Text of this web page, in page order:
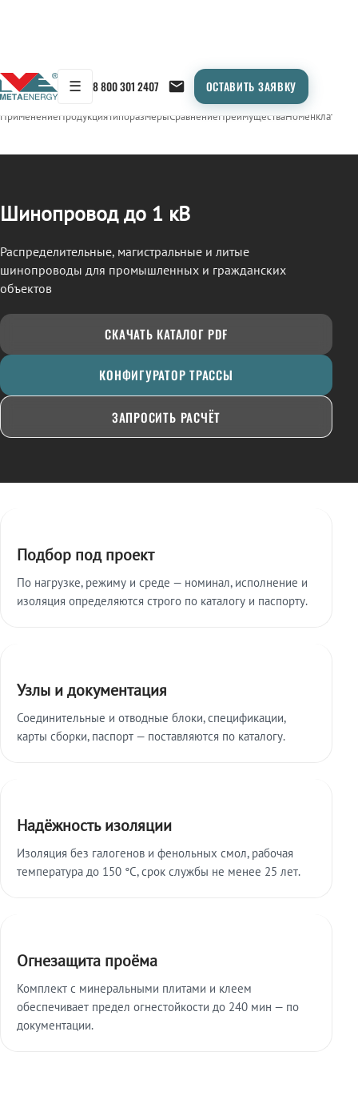
☰ 8 800 301 2407 ОСТАВИТЬ ЗАЯВКУ
← Продукция/ШИНОПРОВОД
ПрименениеПродукцияТипоразмерыСравнениеПреимуществаНоменклатура
Шинопровод до 1 кВ
Распределительные, магистральные и литые
шинопроводы для промышленных и гражданских
объектов
СКАЧАТЬ КАТАЛОГ PDF
КОНФИГУРАТОР ТРАССЫ
ЗАПРОСИТЬ РАСЧЁТ
Подбор под проект
По нагрузке, режиму и среде — номинал, исполнение и
изоляция определяются строго по каталогу и паспорту.
Узлы и документация
Соединительные и отводные блоки, спецификации,
карты сборки, паспорт — поставляются по каталогу.
Надёжность изоляции
Изоляция без галогенов и фенольных смол, рабочая
температура до 150 °C, срок службы не менее 25 лет.
Огнезащита проёма
Комплект с минеральными плитами и клеем
обеспечивает предел огнестойкости до 240 мин — по
документации.